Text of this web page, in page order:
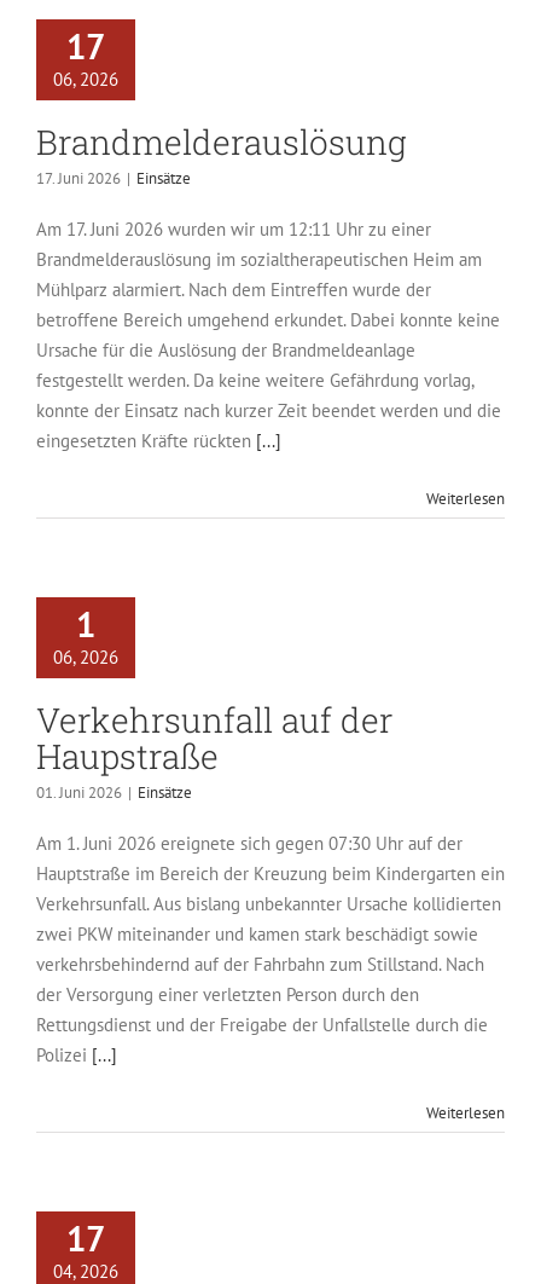
17
06, 2026
Brandmelderauslösung
17. Juni 2026 | Einsätze
Am 17. Juni 2026 wurden wir um 12:11 Uhr zu einer
Brandmelderauslösung im sozialtherapeutischen Heim am
Mühlparz alarmiert. Nach dem Eintreffen wurde der
betroffene Bereich umgehend erkundet. Dabei konnte keine
Ursache für die Auslösung der Brandmeldeanlage
festgestellt werden. Da keine weitere Gefährdung vorlag,
konnte der Einsatz nach kurzer Zeit beendet werden und die
eingesetzten Kräfte rückten [...]
Weiterlesen
1
06, 2026
Verkehrsunfall auf der
Haupstraße
01. Juni 2026 | Einsätze
Am 1. Juni 2026 ereignete sich gegen 07:30 Uhr auf der
Hauptstraße im Bereich der Kreuzung beim Kindergarten ein
Verkehrsunfall. Aus bislang unbekannter Ursache kollidierten
zwei PKW miteinander und kamen stark beschädigt sowie
verkehrsbehindernd auf der Fahrbahn zum Stillstand. Nach
der Versorgung einer verletzten Person durch den
Rettungsdienst und der Freigabe der Unfallstelle durch die
Polizei [...]
Weiterlesen
17
04, 2026